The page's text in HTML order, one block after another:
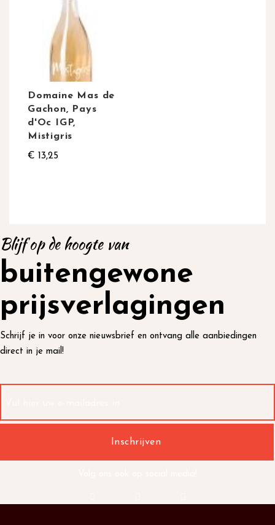
Domaine Mas de
Gachon, Pays
d'Oc IGP,
Mistigris
€ 13,25
Blijf op de hoogte van
buitengewone
prijsverlagingen
Schrijf je in voor onze nieuwsbrief en ontvang alle aanbiedingen
direct in je mail!